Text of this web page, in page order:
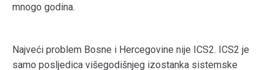
mnogo godina.
Najveći problem Bosne i Hercegovine nije ICS2. ICS2 je
samo posljedica višegodišnjeg izostanka sistemske